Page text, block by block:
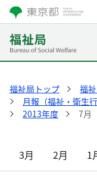
福祉局トップ 福
月報（福祉・衛生
2013年度
7月
3月 2月 1